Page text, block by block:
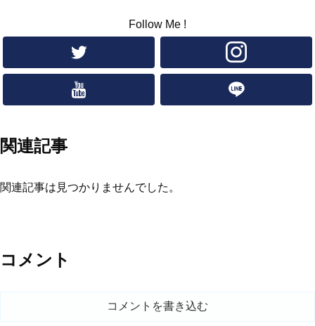
Follow Me !
関連記事
関連記事は見つかりませんでした。
コメント
コメントを書き込む